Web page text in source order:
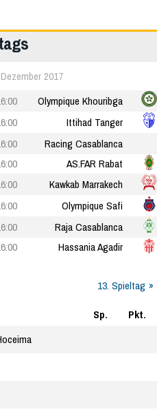
2017
Olympique Khouribga
Ittihad Tanger
Racing Casablanca
AS.FAR Rabat
Kawkab Marrakech
Olympique Safi
Raja Casablanca
Hassania Agadir
13. Spieltag
Sp.
Pkt.